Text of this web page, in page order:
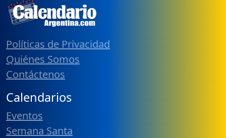
Políticas de Privacidad
Quiénes Somos
Contáctenos
Calendarios
Eventos
Semana Santa